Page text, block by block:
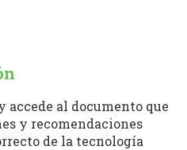
al documento que
y recomendaciones
de la tecnología